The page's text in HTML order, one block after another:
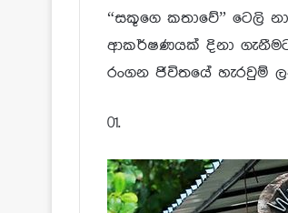
“සකූගෙ කතාවේ” ටෙලි
ආකර්ෂණයක් දිනා
රංගන ජිවිතයේ හැරවුම්
01.